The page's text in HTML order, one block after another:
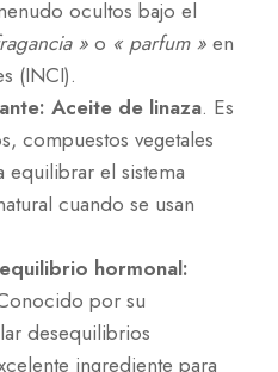
ocultos bajo el
» o « parfum » en
(INCI).
Aceite de linaza. Es
compuestos vegetales
equilibrar el sistema
cuando se usan
hormonal:
por su
desequilibrios
ingrediente para